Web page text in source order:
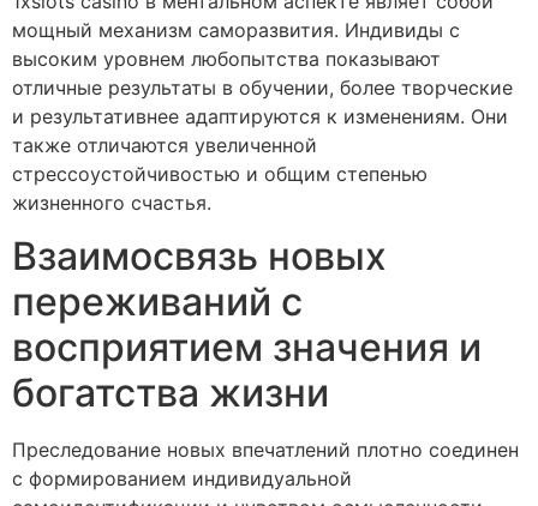
мощный механизм саморазвития. Индивиды с
высоким уровнем любопытства показывают
отличные результаты в обучении, более творческие
и результативнее адаптируются к изменениям. Они
также отличаются увеличенной
стрессоустойчивостью и общим степенью
жизненного счастья.
Взаимосвязь новых
переживаний с
восприятием значения и
богатства жизни
Преследование новых впечатлений плотно соединен
с формированием индивидуальной